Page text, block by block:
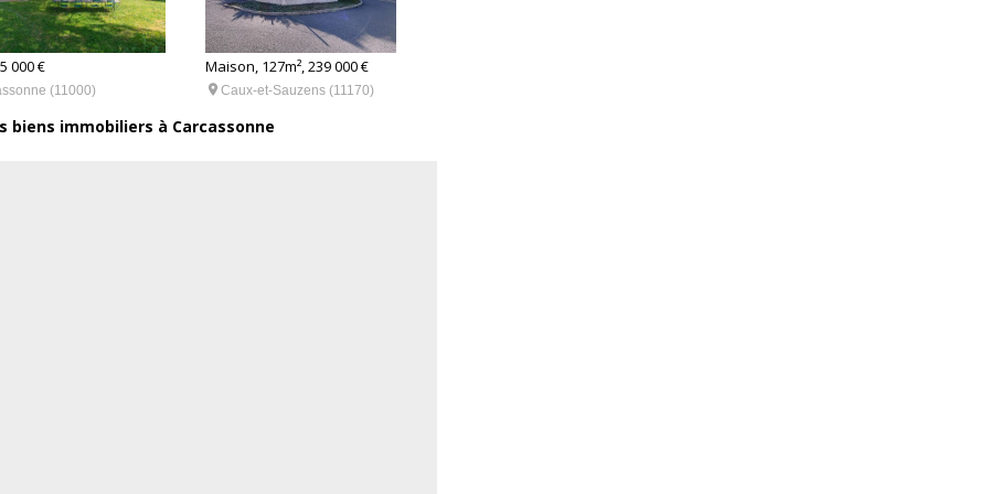
000 €
(11000)
Maison, 127m², 239 000 €
 Caux-et-Sauzens (11170)
biens immobiliers à Carcassonne